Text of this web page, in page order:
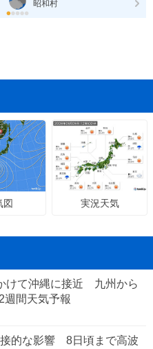
昭和村
図 実況天気
けて沖縄に接近 九州から
間天気予報
的な影響 8日頃まで高波